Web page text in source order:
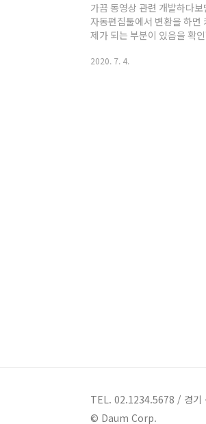
가끔 동영상 관련 개발하다
자동편집툴에서 변환을 하면
제가 되는 부분이 있음을 확
되는 위치의 가까운 키프레
2020. 7. 4.
TEL. 02.1234.5678 / 경기
© Daum Corp.